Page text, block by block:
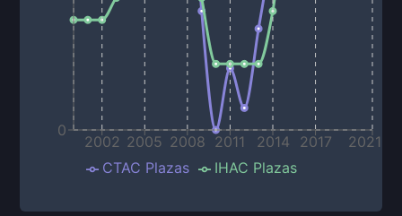
2002 2005 2008 2011 2014 2017 2021
0
CTAC Plazas IHAC Plazas